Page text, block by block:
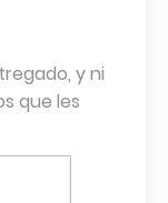
y ni
que les